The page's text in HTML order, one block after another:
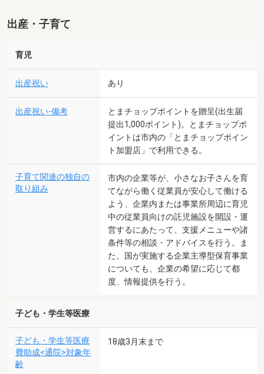
出産・子育て
育児
出産祝い あり
出産祝い-備考
とまチョップポイントを贈呈(出生届
提出1,000ポイント)。とまチョップポ
イントは市内の「とまチョップポイン
ト加盟店」で利用できる。
子育て関連の独自の
取り組み
市内の企業等が、小さなお子さんを育
てながら働く従業員が安心して働ける
よう、企業内または事業所周辺に育児
中の従業員向けの託児施設を開設・運
営するにあたって、支援メニューや諸
条件等の相談・アドバイスを行う。ま
た、国が実施する企業主導型保育事業
についても、企業の希望に応じて都
度、情報提供を行う。
子ども・学生等医療
子ども・学生等医療
費助成<通院>対象年
齢
18歳3月末まで